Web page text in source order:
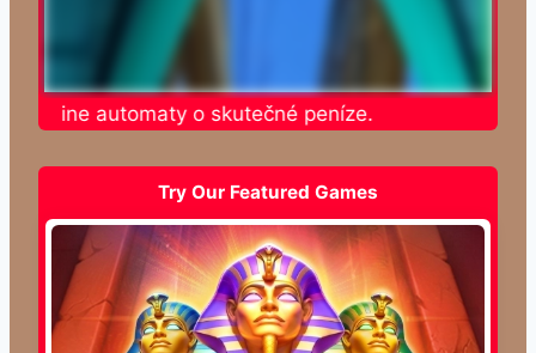
automaty o skutečné peníze.
Try Our Featured Games